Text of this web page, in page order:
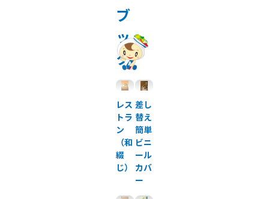
ブ
ッ
ク
レス
トラ
ン
（和
綴
じ）
差し
替え
簡単
ビニ
ール
カバ
ー